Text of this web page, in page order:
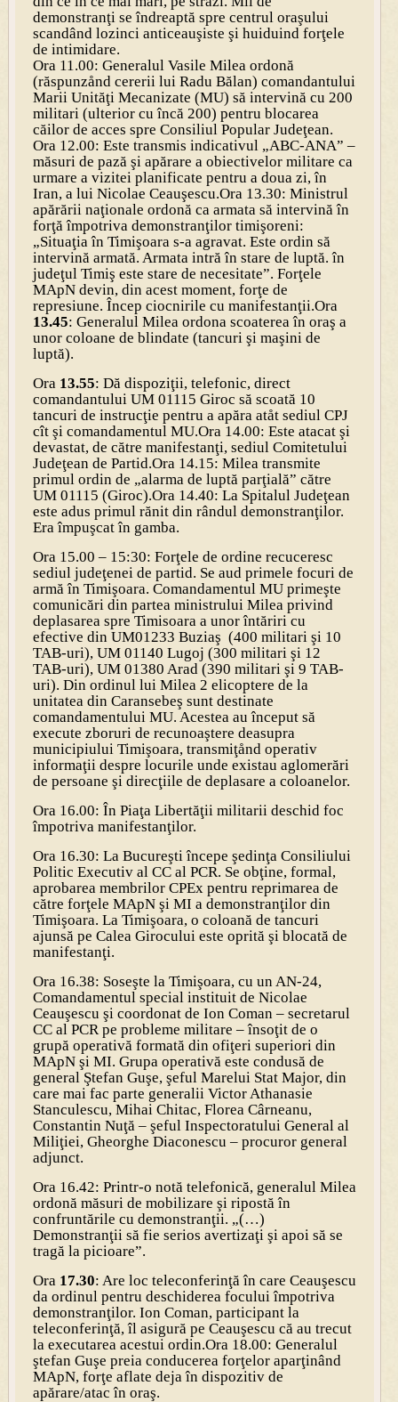
demonstranţi se îndreaptă spre centrul oraşului
scandând lozinci anticeauşiste şi huiduind forţele
de intimidare.
Ora 11.00: Generalul Vasile Milea ordonă
(răspunzånd cererii lui Radu Bălan) comandantului
Marii Unităţi Mecanizate (MU) să intervină cu 200
militari (ulterior cu încă 200) pentru blocarea
căilor de acces spre Consiliul Popular Judeţean.
Ora 12.00: Este transmis indicativul „ABC-ANA” –
măsuri de pază şi apărare a obiectivelor militare ca
urmare a vizitei planificate pentru a doua zi, în
Iran, a lui Nicolae Ceauşescu.Ora 13.30: Ministrul
apărării naţionale ordonă ca armata să intervină în
forţă împotriva demonstranţilor timişoreni:
„Situaţia în Timişoara s-a agravat. Este ordin să
intervină armată. Armata intră în stare de luptă. în
judeţul Timiş este stare de necesitate”. Forţele
MApN devin, din acest moment, forţe de
represiune. Încep ciocnirile cu manifestanţii.Ora
13.45: Generalul Milea ordona scoaterea în oraş a
unor coloane de blindate (tancuri şi maşini de
luptă).
Ora 13.55: Dă dispoziţii, telefonic, direct
comandantului UM 01115 Giroc să scoată 10
tancuri de instrucţie pentru a apăra atåt sediul CPJ
cît şi comandamentul MU.Ora 14.00: Este atacat şi
devastat, de către manifestanţi, sediul Comitetului
Judeţean de Partid.Ora 14.15: Milea transmite
primul ordin de „alarma de luptă parţială” către
UM 01115 (Giroc).Ora 14.40: La Spitalul Judeţean
este adus primul rănit din rândul demonstranţilor.
Era împuşcat în gamba.
Ora 15.00 – 15:30: Forţele de ordine recuceresc
sediul judeţenei de partid. Se aud primele focuri de
armă în Timişoara. Comandamentul MU primeşte
comunicări din partea ministrului Milea privind
deplasarea spre Timisoara a unor întăriri cu
efective din UM01233 Buziaş (400 militari şi 10
TAB-uri), UM 01140 Lugoj (300 militari şi 12
TAB-uri), UM 01380 Arad (390 militari şi 9 TAB-
uri). Din ordinul lui Milea 2 elicoptere de la
unitatea din Caransebeş sunt destinate
comandamentului MU. Acestea au început să
execute zboruri de recunoaştere deasupra
municipiului Timişoara, transmiţånd operativ
informaţii despre locurile unde existau aglomerări
de persoane şi direcţiile de deplasare a coloanelor.
Ora 16.00: În Piaţa Libertăţii militarii deschid foc
împotriva manifestanţilor.
Ora 16.30: La Bucureşti începe şedinţa Consiliului
Politic Executiv al CC al PCR. Se obţine, formal,
aprobarea membrilor CPEx pentru reprimarea de
către forţele MApN şi MI a demonstranţilor din
Timişoara. La Timişoara, o coloană de tancuri
ajunsă pe Calea Girocului este oprită şi blocată de
manifestanţi.
Ora 16.38: Soseşte la Timişoara, cu un AN-24,
Comandamentul special instituit de Nicolae
Ceauşescu şi coordonat de Ion Coman – secretarul
CC al PCR pe probleme militare – însoţit de o
grupă operativă formată din ofiţeri superiori din
MApN şi MI. Grupa operativă este condusă de
general Ştefan Guşe, şeful Marelui Stat Major, din
care mai fac parte generalii Victor Athanasie
Stanculescu, Mihai Chitac, Florea Cârneanu,
Constantin Nuţă – şeful Inspectoratului General al
Miliţiei, Gheorghe Diaconescu – procuror general
adjunct.
Ora 16.42: Printr-o notă telefonică, generalul Milea
ordonă măsuri de mobilizare şi ripostă în
confruntările cu demonstranţii. „(…)
Demonstranţii să fie serios avertizaţi şi apoi să se
tragă la picioare”.
Ora 17.30: Are loc teleconferinţă în care Ceauşescu
da ordinul pentru deschiderea focului împotriva
demonstranţilor. Ion Coman, participant la
teleconferinţă, îl asigură pe Ceauşescu că au trecut
la executarea acestui ordin.Ora 18.00: Generalul
ştefan Guşe preia conducerea forţelor aparţinând
MApN, forţe aflate deja în dispozitiv de
apărare/atac în oraş.